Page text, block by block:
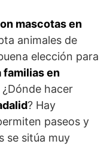
mascotas en
animales de
elección para
familias en
hacer
? Hay
paseos y
se sitúa muy